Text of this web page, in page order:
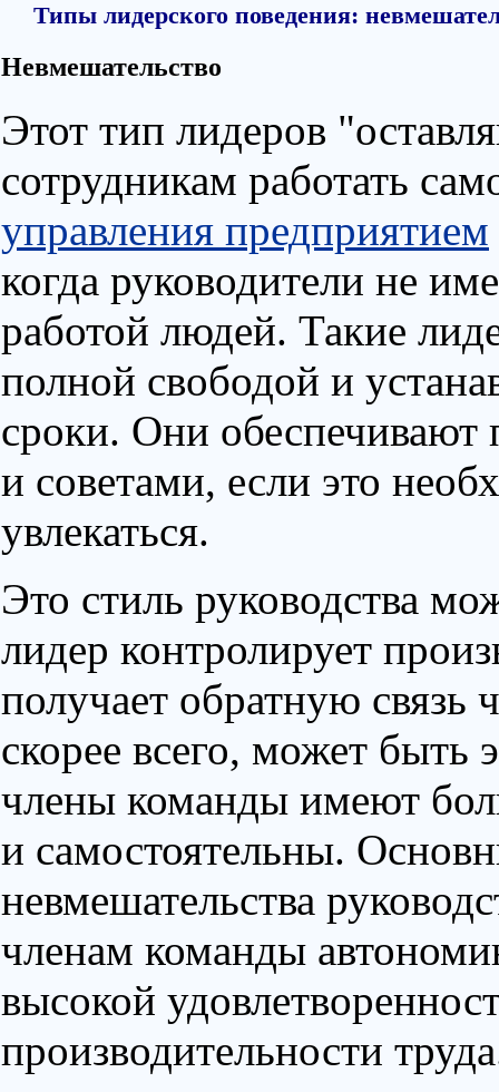
Типы лидерского поведения:
Невмешательство
Этот тип лидеров
сотрудникам работать
управления предприятием
когда руководители не
работой людей. Такие
полной свободой и
сроки. Они
и советами, если это
увлекаться.
Это стиль руководства
лидер контролирует
получает обратную связь
скорее всего, может быть
члены команды имеют
и самостоятельны.
невмешательства
членам команды
высокой
производительности